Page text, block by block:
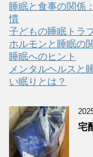
睡眠と食事の関係
慣
子どもの睡眠トラ
ホルモンと睡眠の
睡眠へのヒント
メンタルヘルスと
い眠りとは？
宅